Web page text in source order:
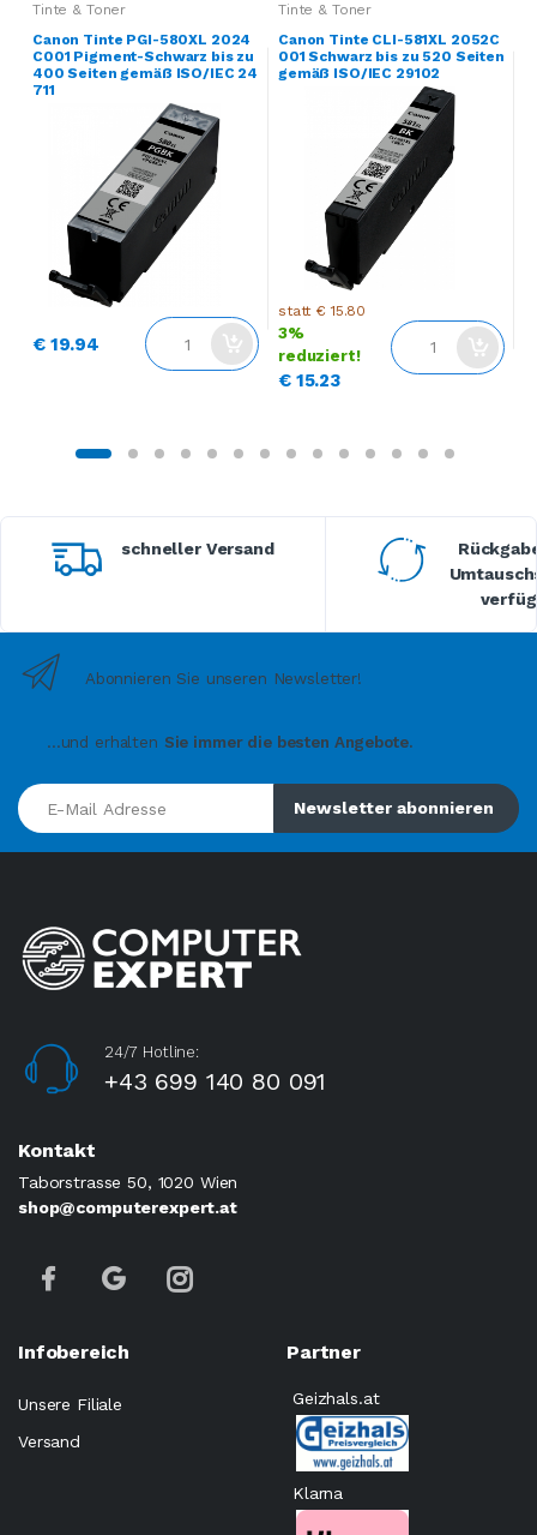
Tinte & Toner
Canon Tinte PGI-580XL 2024
C001 Pigment-Schwarz bis zu
400 Seiten gemäß ISO/IEC 24
711
€ 19.94
Tinte & Toner
Canon Tinte CLI-581XL 2052C
001 Schwarz bis zu 520 Seiten
gemäß ISO/IEC 29102
statt € 15.80
3%
reduziert!
€ 15.23
schneller Versand
Abonnieren Sie unseren Newsletter!
...und erhalten Sie immer die besten Angebote.
E-Mail Adresse
Newsletter abonnieren
24/7 Hotline:
+43 699 140 80 091
Kontakt
Taborstrasse 50, 1020 Wien
shop@computerexpert.at
Infobereich
Unsere Filiale
Versand
Partner
Geizhals.at
Klarna